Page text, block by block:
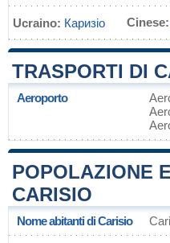
Ucraino: Каризіо Cinese:
TRASPORTI DI
Aeroporto
POPOLAZIONE
CARISIO
Nome abitanti di Carisio